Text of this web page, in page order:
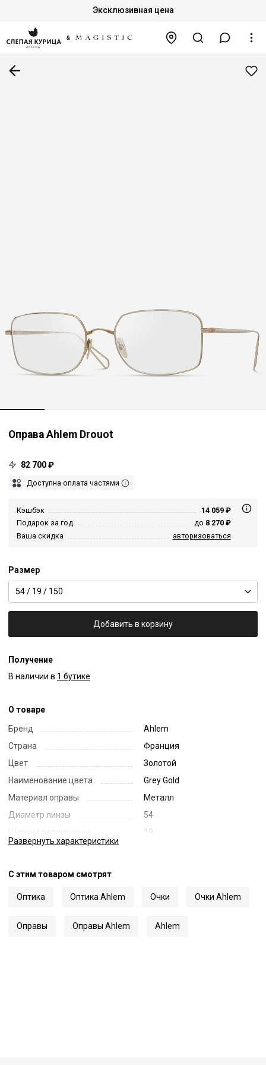
Эксклюзивная цена
Оправа Ahlem Drouot
82 700 ₽
Доступна оплата частями
Кэшбэк
14 059 ₽
Подарок за год
до 8 270 ₽
Ваша скидка
авторизоваться
Размер
54 / 19 / 150
Добавить в корзину
Получение
В наличии в 1 бутике
О товаре
Бренд
Ahlem
Страна
Франция
Цвет
Золотой
Наименование цвета
Grey Gold
Материал оправы
Металл
Диаметр линзы
54
Ширина переносицы
19
Развернуть характеристики
С этим товаром смотрят
Оптика Оптика Ahlem Очки Очки Ahlem
Оправы Оправы Ahlem Ahlem